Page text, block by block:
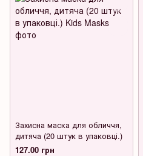
Захисна маска для обличчя,
дитяча (20 штук в упаковці.)
127.00 грн